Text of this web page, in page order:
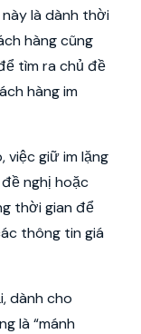
là dành thời
hàng cũng
tìm ra chủ đề
hàng im
việc giữ im lặng
nghị hoặc
thời gian để
thông tin giá
dành cho
là “mánh